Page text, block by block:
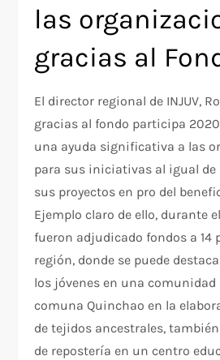
las
gracias al
El director regional de INJUV,
gracias al fondo participa
una ayuda significativa a las
para sus iniciativas al igual
sus proyectos en pro del
Ejemplo claro de ello, durante
fueron adjudicado fondos a 14
región, donde se puede
los jóvenes en una comunidad
comuna Quinchao en la
de tejidos ancestrales,
de repostería en un centro